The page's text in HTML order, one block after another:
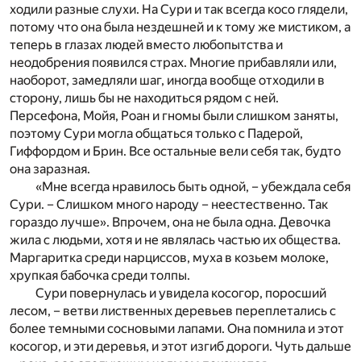
ходили разные слухи. На Сури и так всегда косо глядели,
потому что она была нездешней и к тому же мистиком, а
теперь в глазах людей вместо любопытства и
неодобрения появился страх. Многие прибавляли или,
наоборот, замедляли шаг, иногда вообще отходили в
сторону, лишь бы не находиться рядом с ней.
Персефона, Мойя, Роан и гномы были слишком заняты,
поэтому Сури могла общаться только с Падерой,
Гиффордом и Брин. Все остальные вели себя так, будто
она заразная.
«Мне всегда нравилось быть одной, – убеждала себя
Сури. – Слишком много народу – неестественно. Так
гораздо лучше». Впрочем, она не была одна. Девочка
жила с людьми, хотя и не являлась частью их общества.
Маргаритка среди нарциссов, муха в козьем молоке,
хрупкая бабочка среди толпы.
Сури повернулась и увидела косогор, поросший
лесом, – ветви лиственных деревьев переплетались с
более темными сосновыми лапами. Она помнила и этот
косогор, и эти деревья, и этот изгиб дороги. Чуть дальше